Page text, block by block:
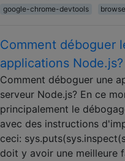
google-chrome-devtools
Comment déboguer
applications Node.js?
Comment déboguer une
serveur Node.js? En ce
principalement le
avec des instructions
ceci:
doit y avoir une meilleure